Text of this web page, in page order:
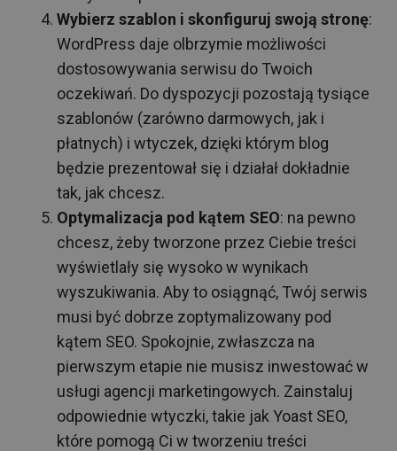
Wybierz szablon i skonfiguruj swoją stronę:
WordPress daje olbrzymie możliwości
dostosowywania serwisu do Twoich
oczekiwań. Do dyspozycji pozostają tysiące
szablonów (zarówno darmowych, jak i
płatnych) i wtyczek, dzięki którym blog
będzie prezentował się i działał dokładnie
tak, jak chcesz.
Optymalizacja pod kątem SEO: na pewno
chcesz, żeby tworzone przez Ciebie treści
wyświetlały się wysoko w wynikach
wyszukiwania. Aby to osiągnąć, Twój serwis
musi być dobrze zoptymalizowany pod
kątem SEO. Spokojnie, zwłaszcza na
pierwszym etapie nie musisz inwestować w
usługi agencji marketingowych. Zainstaluj
odpowiednie wtyczki, takie jak Yoast SEO,
które pomogą Ci w tworzeniu treści